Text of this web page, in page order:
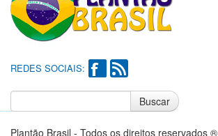
REDES SOCIAIS:
Buscar
Plantão Brasil - Todos os direitos reservados ®